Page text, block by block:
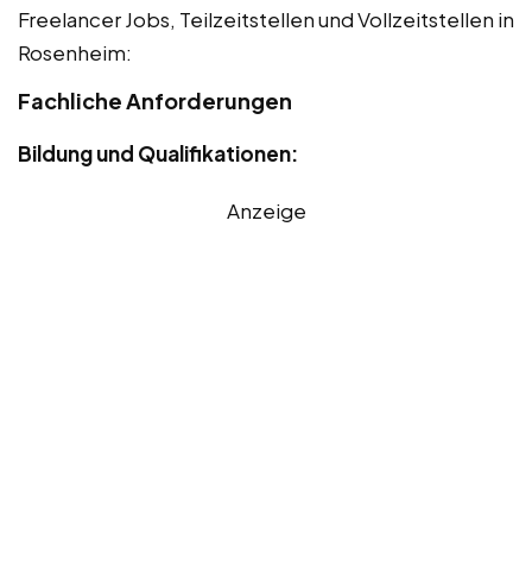
Freelancer Jobs, Teilzeitstellen und Vollzeitstellen in
Rosenheim:
Fachliche Anforderungen
Bildung und Qualifikationen:
Anzeige